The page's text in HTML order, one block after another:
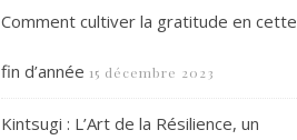
Comment cultiver la gratitude en cette
fin d’année 15 décembre 2023
Kintsugi : L’Art de la Résilience, un